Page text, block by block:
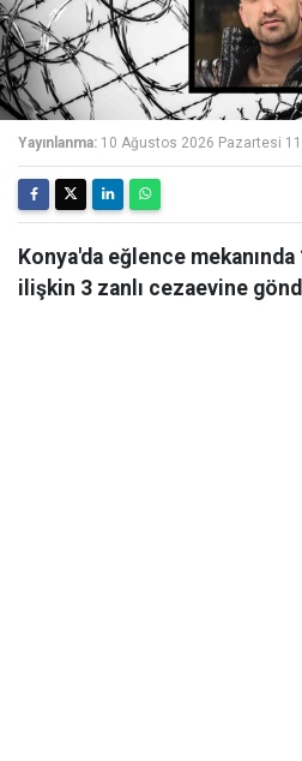
Yayınlanma: 10 Ağustos 2026 Pazartesi
Konya'da eğlence
ilişkin 3 zanlı cezaevine